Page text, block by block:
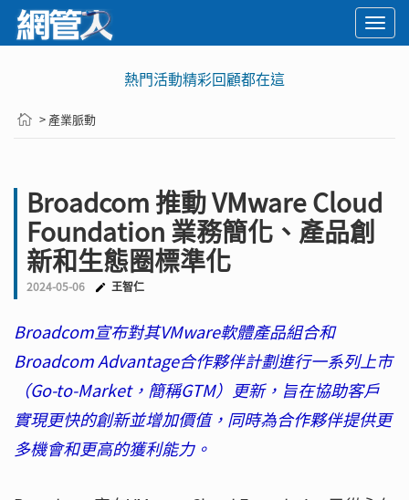
熱門活動精彩回顧都在這
> 產業脈動
Broadcom 推動 VMware Cloud
Foundation 業務簡化、產品創
新和生態圈標準化
2024-05-06 王智仁
Broadcom宣布對其VMware軟體產品組合和
Broadcom Advantage合作夥伴計劃進行一系列上市
（Go-to-Market，簡稱GTM）更新，旨在協助客戶
實現更快的創新並增加價值，同時為合作夥伴提供更
多機會和更高的獲利能力。